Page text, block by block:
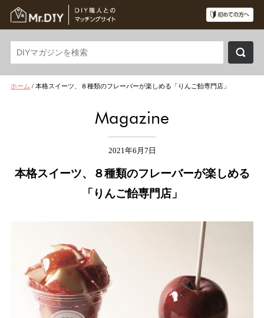
ホーム / 本格スイーツ、８種類のフレーバーが楽しめる「りんご飴専門店」
Magazine
2021年6月7日
本格スイーツ、８種類のフレーバーが楽しめる
「りんご飴専門店」